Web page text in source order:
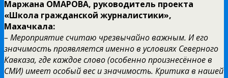
Маржана ОМАРОВА, руководитель проекта
«Школа гражданской журналистики»,
Махачкала:
– Мероприятие считаю чрезвычайно важным. И его
значимость проявляется именно в условиях Северного
Кавказа, где каждое слово (особенно произнесённое в
СМИ) имеет особый вес и значимость. Критика в нашей